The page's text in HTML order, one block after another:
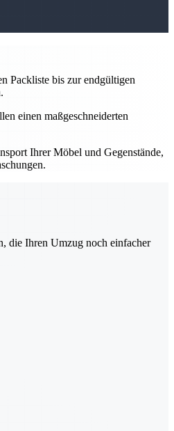
Packliste bis zur endgültigen
einen maßgeschneiderten
Ihrer Möbel und Gegenstände,
die Ihren Umzug noch einfacher